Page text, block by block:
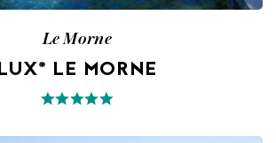
Le Morne
LUX* LE MORNE